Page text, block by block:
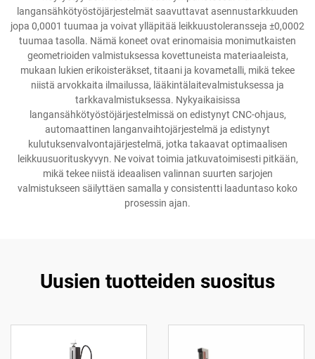
langansähkötyöstöjärjestelmät saavuttavat asennustarkkuuden
jopa 0,0001 tuumaa ja voivat ylläpitää leikkuustoleransseja ±0,0002
tuumaa tasolla. Nämä koneet ovat erinomaisia monimutkaisten
geometrioiden valmistuksessa kovettuneista materiaaleista,
mukaan lukien erikoisteräkset, titaani ja kovametalli, mikä tekee
niistä arvokkaita ilmailussa, lääkintälaitevalmistuksessa ja
tarkkavalmistuksessa. Nykyaikaisissa
langansähkötyöstöjärjestelmissä on edistynyt CNC-ohjaus,
automaattinen langanvaihtojärjestelmä ja edistynyt
kulutuksenvalvontajärjestelmä, jotka takaavat optimaalisen
leikkuusuorituskyvyn. Ne voivat toimia jatkuvatoimisesti pitkään,
mikä tekee niistä ideaalisen valinnan suurten sarjojen
valmistukseen säilyttäen samalla y consistentti laaduntaso koko
prosessin ajan.
Uusien tuotteiden suositus